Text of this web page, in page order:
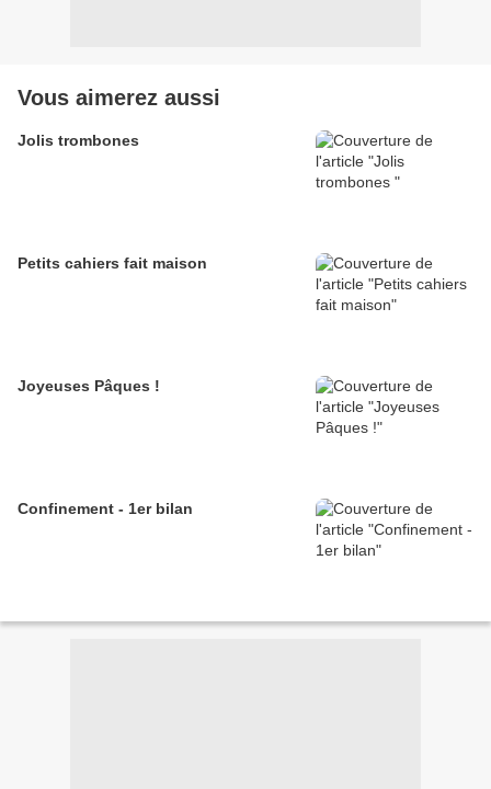
Vous aimerez aussi
Jolis trombones
Petits cahiers fait maison
Joyeuses Pâques !
Confinement - 1er bilan